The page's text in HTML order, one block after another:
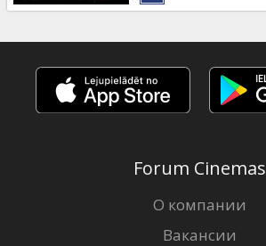
Клуб
Forum Cinemas
О компании
Вакансии